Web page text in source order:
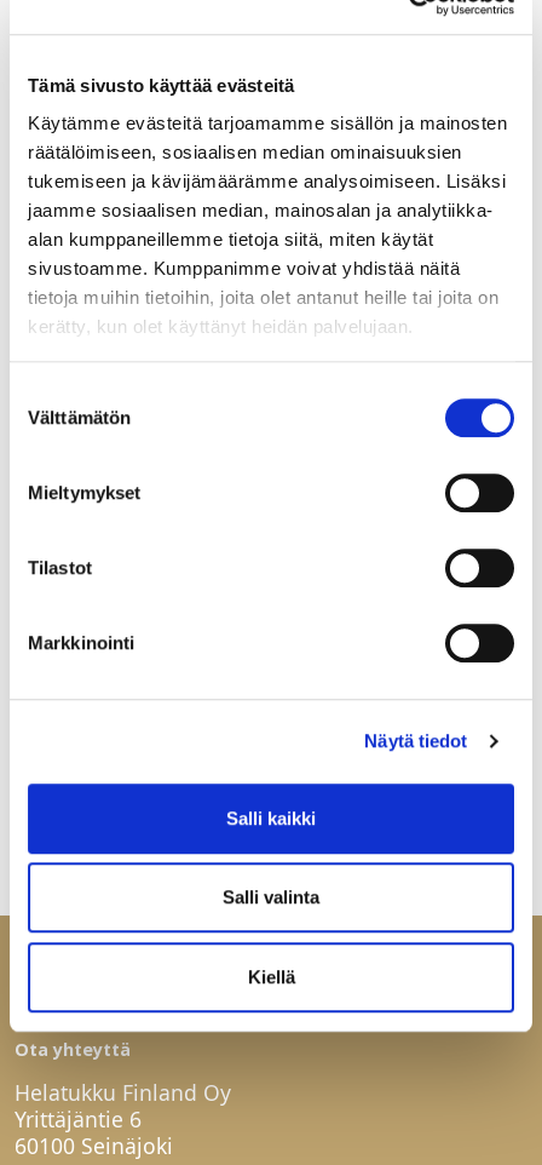
Tämä sivusto käyttää evästeitä
Käytämme evästeitä tarjoamamme sisällön ja mainosten
räätälöimiseen, sosiaalisen median ominaisuuksien
tukemiseen ja kävijämäärämme analysoimiseen. Lisäksi
jaamme sosiaalisen median, mainosalan ja analytiikka-
alan kumppaneillemme tietoja siitä, miten käytät
sivustoamme. Kumppanimme voivat yhdistää näitä
tietoja muihin tietoihin, joita olet antanut heille tai joita on
kerätty, kun olet käyttänyt heidän palvelujaan.
valinta
Välttämätön
Mieltymykset
Tilastot
Markkinointi
Näytä tiedot
Salli kaikki
Salli valinta
Kiellä
Kirjaudu sisään
Hei yritysasiakas!
Jos teillä ei vielä ole avattuna tunnuksia
verkkokauppaamme, niin olkaa yhteydessä
mail@helatukku.com
Määrä pakkauksessa:
25
Yksikkö:
Ota yhteyttä
Helatukku Finland Oy
Yrittäjäntie 6
60100 Seinäjoki